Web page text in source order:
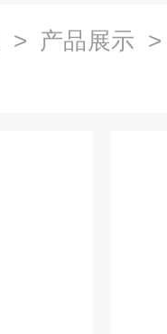
> 产品展示